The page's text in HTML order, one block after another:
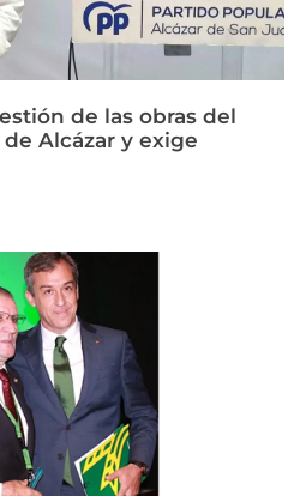
de las obras del
Alcázar y exige